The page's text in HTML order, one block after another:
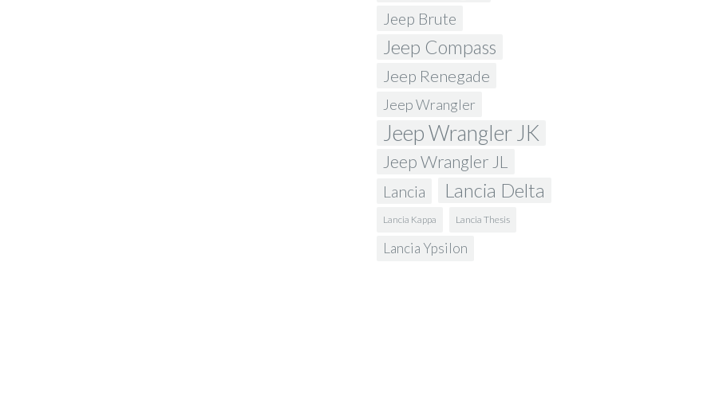
Jeep Brute
Jeep Compass
Jeep Renegade
Jeep Wrangler
Jeep Wrangler JK
Jeep Wrangler JL
Lancia Lancia Delta
Lancia Kappa Lancia Thesis
Lancia Ypsilon